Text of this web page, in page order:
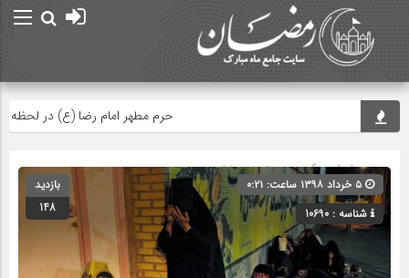
حرم مطهر امام رضا (ع) در لحظه
صفحه اصلی» گروه » دسته‌بندی نشده
شناسه : 10690
بازدید
148